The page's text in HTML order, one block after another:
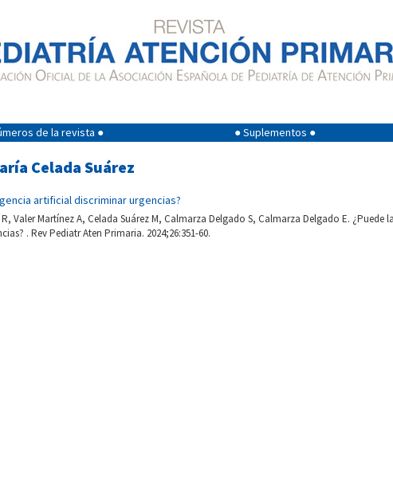
de la revista ● ● Suplementos ●
Celada Suárez
artificial discriminar urgencias?
Valer Martínez A, Celada Suárez M, Calmarza Delgado S, Calmarza Delgado E. ¿Puede
. Rev Pediatr Aten Primaria. 2024;26:351-60.